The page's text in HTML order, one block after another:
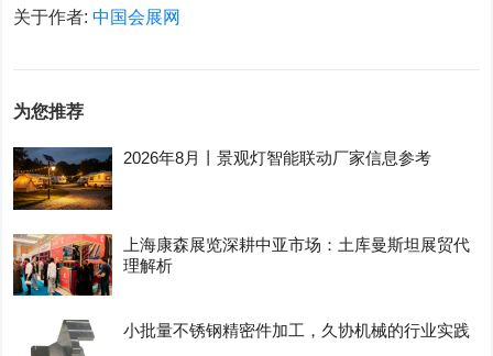
关于作者:中国会展网
为您推荐
2026年8月丨景观灯智能联动厂家信息参考
上海康森展览深耕中亚市场：土库曼斯坦展贸代
理解析
小批量不锈钢精密件加工，久协机械的行业实践